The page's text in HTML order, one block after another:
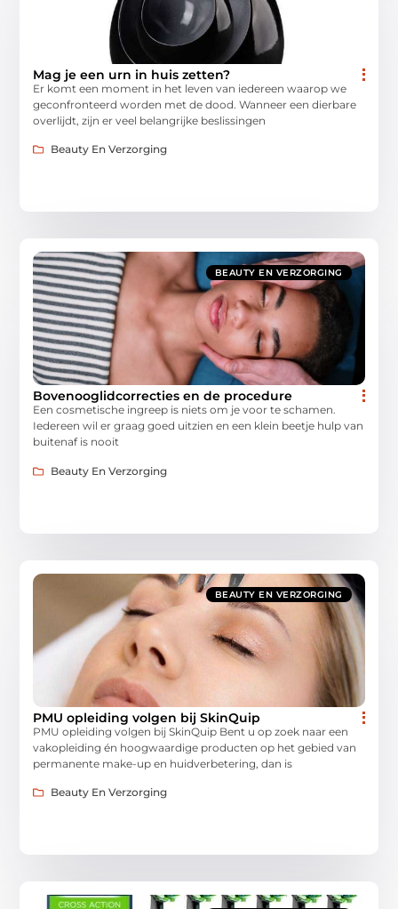
Mag je een urn in huis zetten?
Er komt een moment in het leven van iedereen waarop we
geconfronteerd worden met de dood. Wanneer een dierbare
overlijdt, zijn er veel belangrijke beslissingen
Beauty En Verzorging
BEAUTY EN VERZORGING
Bovenooglidcorrecties en de procedure
Een cosmetische ingreep is niets om je voor te schamen.
Iedereen wil er graag goed uitzien en een klein beetje hulp van
buitenaf is nooit
Beauty En Verzorging
BEAUTY EN VERZORGING
PMU opleiding volgen bij SkinQuip
PMU opleiding volgen bij SkinQuip Bent u op zoek naar een
vakopleiding én hoogwaardige producten op het gebied van
permanente make-up en huidverbetering, dan is
Beauty En Verzorging